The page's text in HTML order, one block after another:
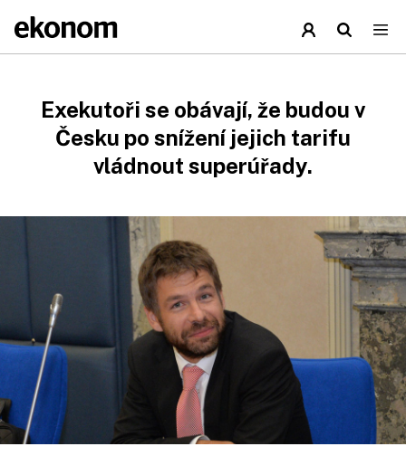
Exekutoři se obávají, že budou v
Česku po snížení jejich tarifu
vládnout superúřady.